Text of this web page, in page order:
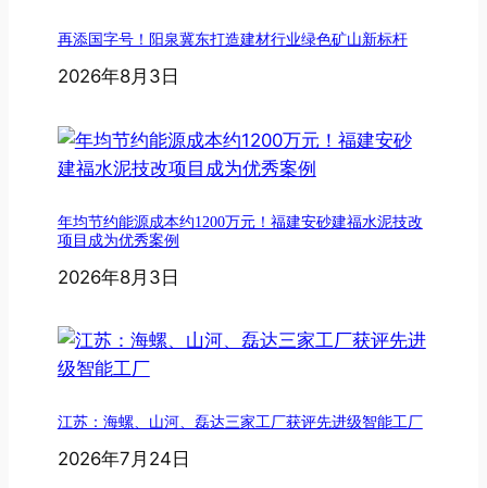
再添国字号！阳泉冀东打造建材行业绿色矿山新标杆
2026年8月3日
年均节约能源成本约1200万元！福建安砂建福水泥技改
项目成为优秀案例
2026年8月3日
江苏：海螺、山河、磊达三家工厂获评先进级智能工厂
2026年7月24日